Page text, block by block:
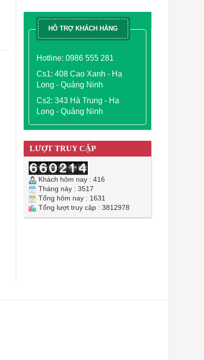
HỖ TRỢ KHÁCH HÀNG
Hotline: 0986 555 281
Cs1: 408 Cao Xanh - Hạ
Long - Quảng Ninh
Cs2: 343 Hà Trung - Hạ
Long - Quảng Ninh
LƯỢT TRUY CẬP
Khách hôm nay : 416
Tháng này : 3517
Tổng hôm nay : 1631
Tổng lượt truy cập : 3812978